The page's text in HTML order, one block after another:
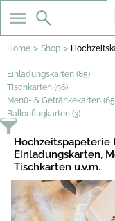
Home > Shop >
Einladungskarten (85)
Tischkarten (96)
Menü- & Getränkekarten
Ballonflugkarten (3)
Hochzeitspapeterie
Einladungskarten,
Tischkarten u.v.m.